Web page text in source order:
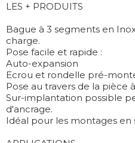
LES + PRODUITS
Bague à 3 segments en
charge.
Pose facile et rapide :
Auto-expansion
Ecrou et rondelle pré-
Pose au travers de la pièce
Sur-implantation possible
d'ancrage.
Idéal pour les montages en